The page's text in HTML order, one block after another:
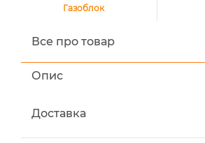
Газоблок
Все про товар
Опис
Доставка